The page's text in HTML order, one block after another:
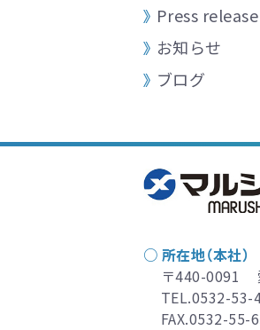
Press release
お知らせ
ブログ
○ 所在地（本社）
〒440-0091
TEL.0532-53-
FAX.0532-55-